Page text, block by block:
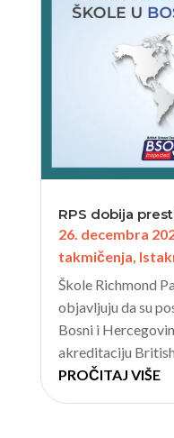
RPS dobija
26. decembra
takmičenja,
Škole Richmond
objavljuju da su
Bosni i
akreditaciju
PROČITAJ VIŠE